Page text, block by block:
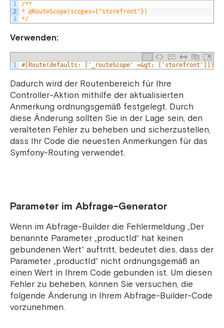
1
2
3
/**
* @RouteScope(scopes={"storefront"})
*/
Verwenden:
1 #[Route(defaults: ['_routeScope' =&gt;
Dadurch wird der Routenbereich für Ihre
Controller-Aktion mithilfe der aktualisierten
Anmerkung ordnungsgemäß festgelegt. Durch
diese Änderung sollten Sie in der Lage sein, den
veralteten Fehler zu beheben und sicherzustellen,
dass Ihr Code die neuesten Anmerkungen für das
Symfony-Routing verwendet.
Parameter im Abfrage-Generator
Wenn im Abfrage-Builder die Fehlermeldung „Der
benannte Parameter „productId“ hat keinen
gebundenen Wert“ auftritt, bedeutet dies, dass der
Parameter „productId“ nicht ordnungsgemäß an
einen Wert in Ihrem Code gebunden ist. Um diesen
Fehler zu beheben, können Sie versuchen, die
folgende Änderung in Ihrem Abfrage-Builder-Code
vorzunehmen.